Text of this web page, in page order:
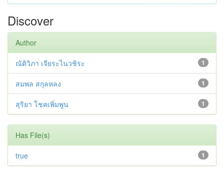
Discover
Author
1
ณัติวิภา เจียระไนวชิระ
1
สมพล สกุลหลง
1
สุริยา โชคเพิ่มพูน
Has File(s)
1
true